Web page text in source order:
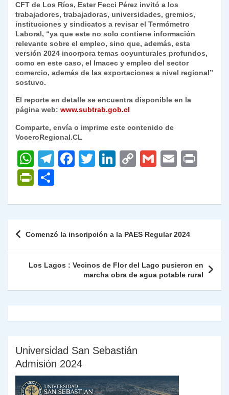
CFT de Los Ríos, Ester Fecci Pérez invitó a los
trabajadores, trabajadoras, universidades, gremios,
instituciones y sindicatos a revisar el Termómetro
Laboral, “ya que este no solo contiene información
relevante sobre el empleo, sino que, además, esta
versión 2024 incorpora temas coyunturales profundos,
como en este caso, el Imacec y empleo del sector
comercio, además de las exportaciones a nivel regional”
sostuvo.
El reporte en detalle se encuentra disponible en la
página web: www.subtrab.gob.cl
Comparte, envía o imprime este contenido de
VoceroRegional.CL
W
h
at
s
p
T
gr
m
F
e
o
k
T
er
Li
e
n
C
y
n
G
l
E
l
P
nt
ie
n
y
m
p
ar
tir
Navegación
entradas
Comenzó la inscripción a la PAES Regular 2024
Los Lagos : Vecinos de Flor del Lago pusieron en
marcha obra de agua potable rural
Universidad San Sebastián
Admisión 2024